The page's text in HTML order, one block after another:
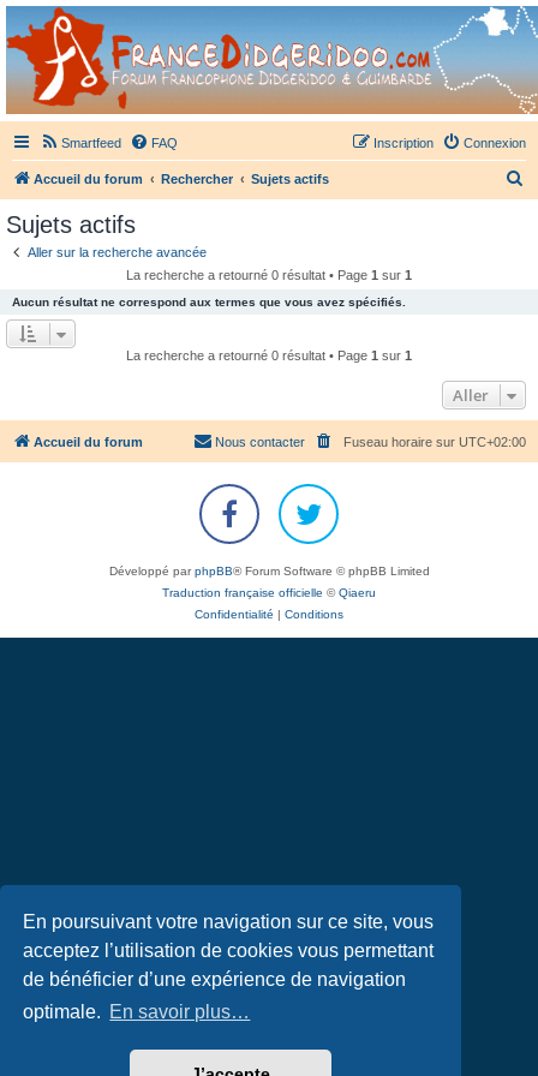
En poursuivant votre navigation sur ce site, vous
acceptez l’utilisation de cookies vous permettant
de bénéficier d’une expérience de navigation
optimale. En savoir plus…
France Didgeridoo
Didgeridoo et Guimbarde sur France Didgeridoo - retrouvez la communauté.
Smartfeed FAQ Connexion
Inscription
Accueil du forum Rechercher Sujets actifs
h
e
r
Sujets actifs
Aller sur la recherche avancée
La recherche a retourné 0 résultat • Page 1 sur 1
Aucun résultat ne correspond aux termes que vous avez spécifiés.
La recherche a retourné 0 résultat • Page 1 sur 1
Aller
Accueil du forum Fuseau horaire sur UTC+02:00
Nous contacter
Développé parphpBB® Forum Software © phpBB Limited
Traduction française officielle ©Qiaeru
Confidentialité | Conditions